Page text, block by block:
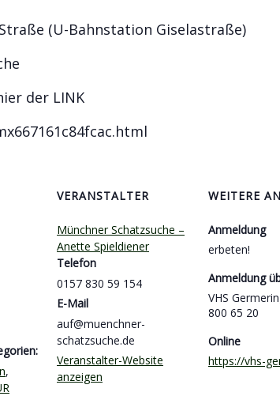
(U-Bahnstation Giselastraße)
der LINK
,
VERANSTALTER
Münchner Schatzsuche –
Anette Spieldiener
Telefon
0157 830 59 154
E-Mail
auf@muenchner-
schatzsuche.de
Veranstalter-Website
anzeigen
WEITERE
Anmeldung
erbeten!
Anmeldung
VHS
800 65 20
Online
https://vhs-